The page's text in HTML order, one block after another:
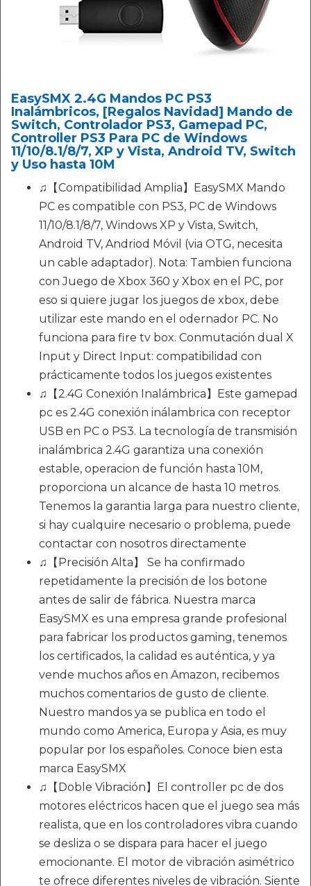
EasySMX 2.4G Mandos PC PS3
Inalámbricos, [Regalos Navidad] Mando de
Switch, Controlador PS3, Gamepad PC,
Controller PS3 Para PC de Windows
11/10/8.1/8/7, XP y Vista, Android TV, Switch
y Uso hasta 10M
♫【Compatibilidad Amplia】EasySMX Mando
PC es compatible con PS3, PC de Windows
11/10/8.1/8/7, Windows XP y Vista, Switch,
Android TV, Andriod Móvil (via OTG, necesita
un cable adaptador). Nota: Tambien funciona
con Juego de Xbox 360 y Xbox en el PC, por
eso si quiere jugar los juegos de xbox, debe
utilizar este mando en el odernador PC. No
funciona para fire tv box. Conmutación dual X
Input y Direct Input: compatibilidad con
prácticamente todos los juegos existentes
♫【2.4G Conexión Inalámbrica】Este gamepad
pc es 2.4G conexión inálambrica con receptor
USB en PC o PS3. La tecnología de transmisión
inalámbrica 2.4G garantiza una conexión
estable, operacion de función hasta 10M,
proporciona un alcance de hasta 10 metros.
Tenemos la garantia larga para nuestro cliente,
si hay cualquire necesario o problema, puede
contactar con nosotros directamente
♫【Precisión Alta】 Se ha confirmado
repetidamente la precisión de los botone
antes de salir de fábrica. Nuestra marca
EasySMX es una empresa grande profesional
para fabricar los productos gaming, tenemos
los certificados, la calidad es auténtica, y ya
vende muchos años en Amazon, recibemos
muchos comentarios de gusto de cliente.
Nuestro mandos ya se publica en todo el
mundo como America, Europa y Asia, es muy
popular por los españoles. Conoce bien esta
marca EasySMX
♫【Doble Vibración】El controller pc de dos
motores eléctricos hacen que el juego sea más
realista, que en los controladores vibra cuando
se desliza o se dispara para hacer el juego
emocionante. El motor de vibración asimétrico
te ofrece diferentes niveles de vibración. Siente